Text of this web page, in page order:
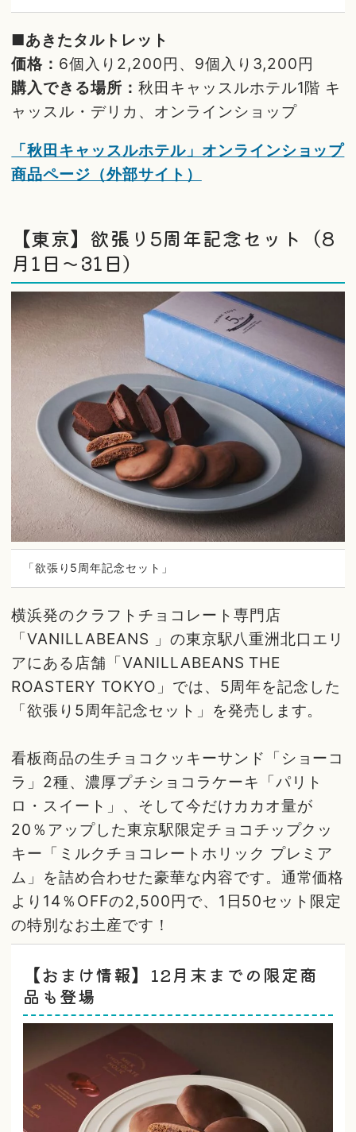
■あきたタルトレット
価格： 6個入り2,200円、9個入り3,200円
購入できる場所： 秋田キャッスルホテル1階 キ
ャッスル・デリカ、オンラインショップ
「秋田キャッスルホテル」オンラインショップ
商品ページ（外部サイト）
【東京】欲張り5周年記念セット（8
月1日～31日）
「欲張り5周年記念セット」
横浜発のクラフトチョコレート専門店
「VANILLABEANS 」の東京駅八重洲北口エリ
アにある店舗「VANILLABEANS THE
ROASTERY TOKYO」では、5周年を記念した
「欲張り5周年記念セット」を発売します。
看板商品の生チョコクッキーサンド「ショーコ
ラ」2種、濃厚プチショコラケーキ「パリト
ロ・スイート」、そして今だけカカオ量が
20％アップした東京駅限定チョコチップクッ
キー「ミルクチョコレートホリック プレミア
ム」を詰め合わせた豪華な内容です。通常価格
より14％OFFの2,500円で、1日50セット限定
の特別なお土産です！
【おまけ情報】12月末までの限定商
品も登場